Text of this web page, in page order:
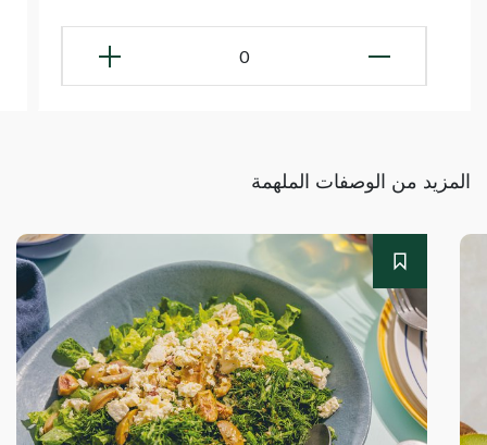
0
المزيد من الوصفات الملهمة